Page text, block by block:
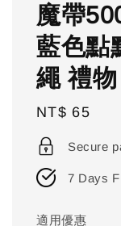
魔帶
藍色點
繩 禮物
Regular
price
NT$ 65
Secure
7 Days
適用優惠